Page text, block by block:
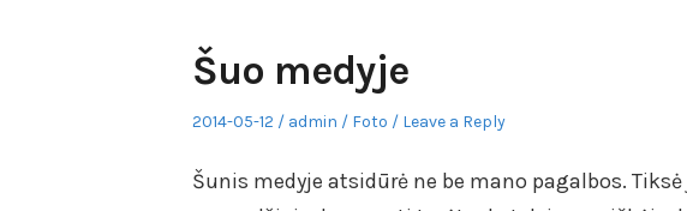
Šuo medyje
Posted
2014-05-12 Author
admin
Posted
Foto Leave a Reply
Šunis medyje atsidūrė ne be mano pagalbos.